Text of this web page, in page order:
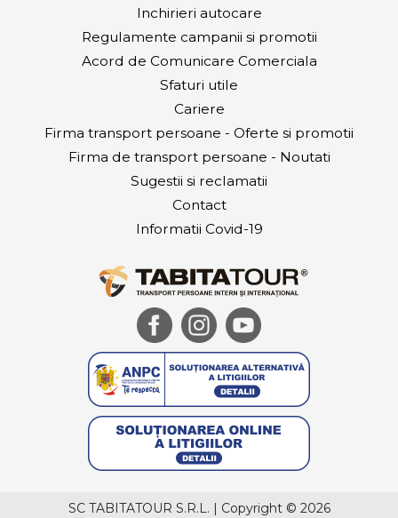
Inchirieri autocare
Regulamente campanii si promotii
Acord de Comunicare Comerciala
Sfaturi utile
Cariere
Firma transport persoane - Oferte si promotii
Firma de transport persoane - Noutati
Sugestii si reclamatii
Contact
Informatii Covid-19
SC TABITATOUR S.R.L. | Copyright © 2026